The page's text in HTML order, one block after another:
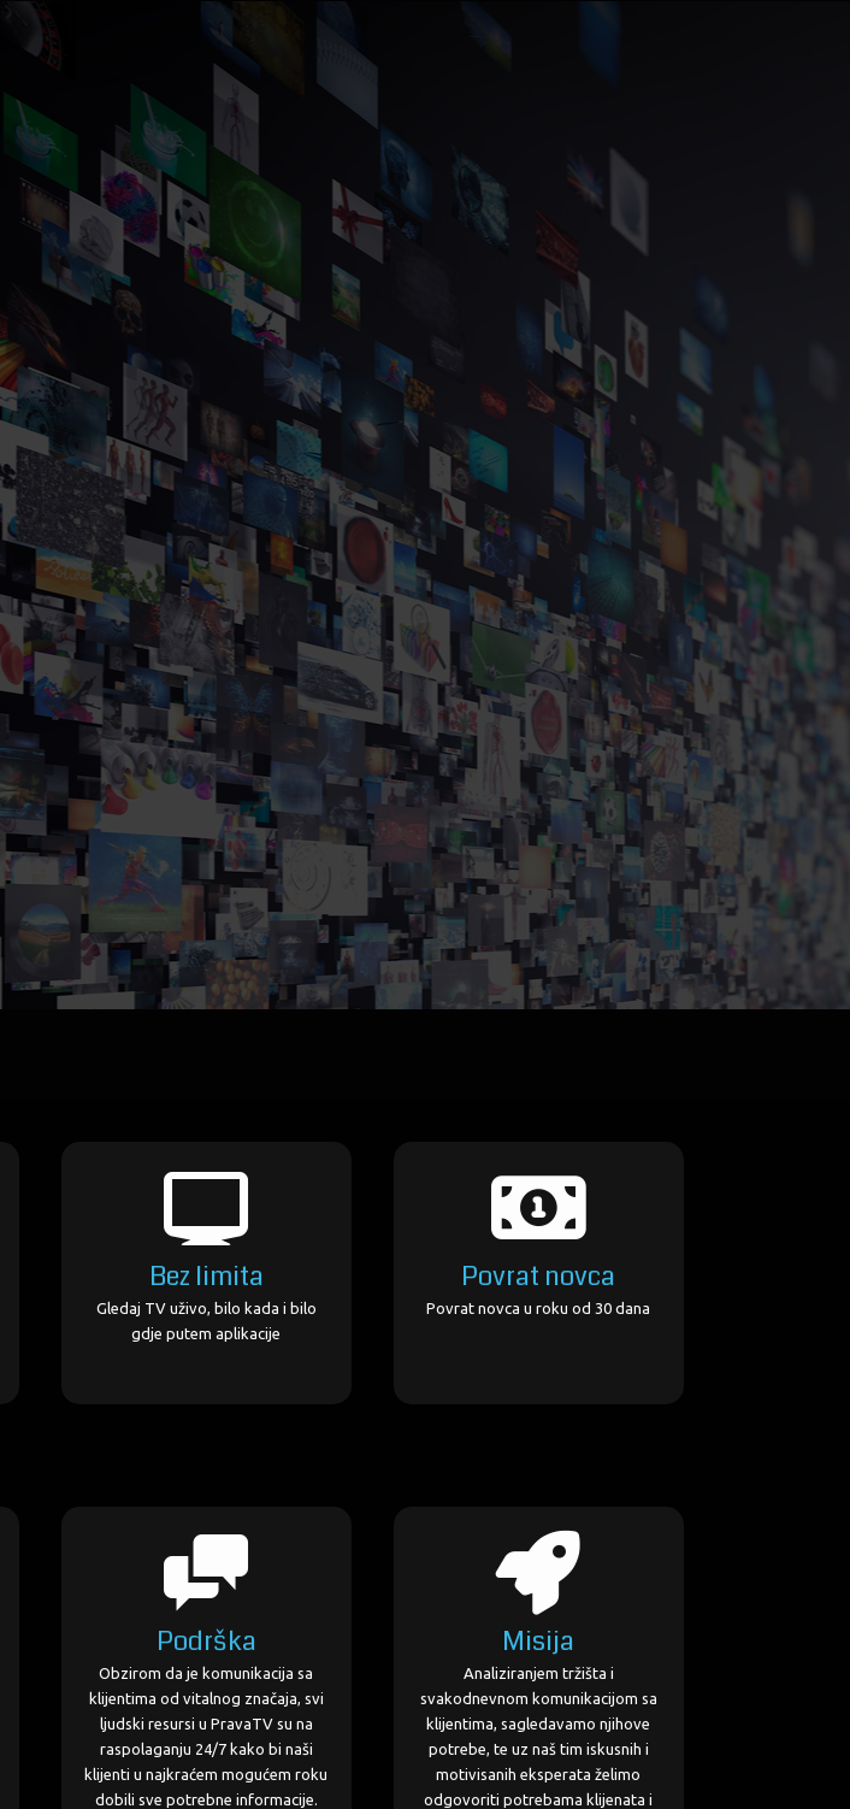
Bez limita
Gledaj TV uživo, bilo kada i bilo
gdje putem aplikacije
Povrat novca
Povrat novca u roku od 30 dana
Podrška
Obzirom da je komunikacija sa
klijentima od vitalnog značaja, svi
ljudski resursi u PravaTV su na
raspolaganju 24/7 kako bi naši
klijenti u najkraćem mogućem roku
dobili sve potrebne informacije.
Misija
Analiziranjem tržišta i
svakodnevnom komunikacijom sa
klijentima, sagledavamo njihove
potrebe, te uz naš tim iskusnih i
motivisanih eksperata želimo
odgovoriti potrebama klijenata i